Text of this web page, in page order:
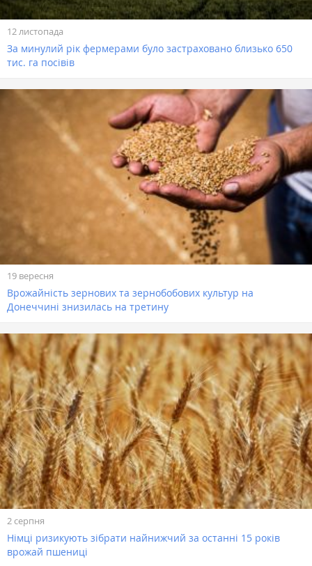
12 листопада
За минулий рік фермерами було застраховано близько 650
тис. га посівів
19 вересня
Врожайність зернових та зернобобових культур на
Донеччині знизилась на третину
2 серпня
Німці ризикують зібрати найнижчий за останні 15 років
врожай пшениці